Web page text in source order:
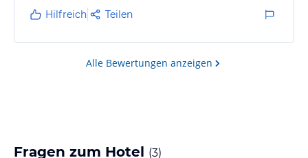
Hilfreich Teilen
Alle Bewertungen anzeigen
Fragen zum Hotel (3)